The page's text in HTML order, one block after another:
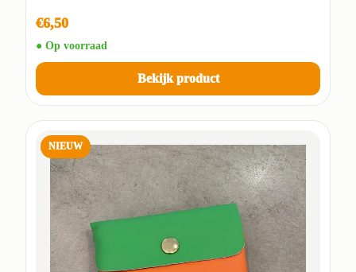
€6,50
● Op voorraad
Bekijk product
NIEUW